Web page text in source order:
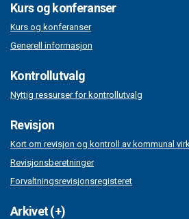
Kurs og konferanser
Kurs og konferanser
Generell informasjon
Kontrollutvalg
Nyttig ressurser for kontrollutvalg
Revisjon
Kort om revisjon og kontroll av kommunal
Revisjonsberetninger
Forvaltningsrevisjonsregisteret
Arkivet (+)